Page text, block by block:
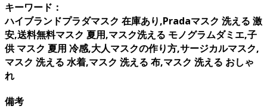
キーワード：
ハイブランドプラダマスク 在庫あり,Pradaマスク 洗える 激
安,送料無料マスク 夏用,マスク洗える モノグラムダミエ,子
供 マスク 夏用 冷感,大人マスクの作り方,サージカルマスク,
マスク 洗える 水着,マスク 洗える 布,マスク 洗える おしゃ
れ
備考